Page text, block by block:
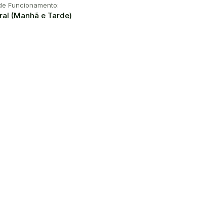
Funcionamento:
(Manhã e Tarde)